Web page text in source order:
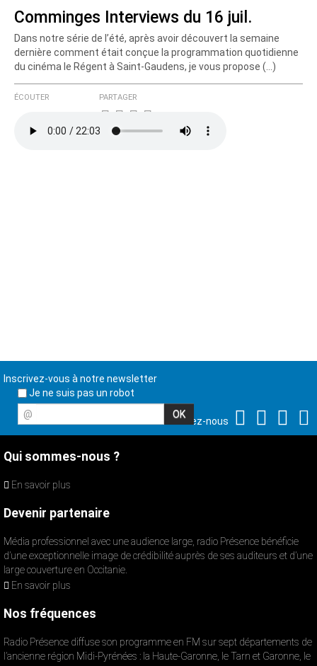
Comminges Interviews du 16 juil.
Dans notre série de l’été, après avoir découvert la semaine
dernière comment était conçue la programmation quotidienne
du cinéma le Régent à Saint-Gaudens, je vous propose (…)
ÉCOUTER PARTAGER
Inscrivez-vous à notre newsletter
Je ne suis pas un robot
@
Suivez-nous
Qui sommes-nous ?
En savoir plus
Devenir partenaire
Média professionnel avec une audience large, radio Présence bénéficie
d’une exceptionnelle image de crédibilité auprès de ses auditeurs et d’une
large couverture en Occitanie.
En savoir plus
Nos fréquences
Radio Présence diffuse son programme en FM sur sept départements de
l’ancienne région Midi-Pyrénées : la Haute-Garonne, le Tarn et Garonne, le